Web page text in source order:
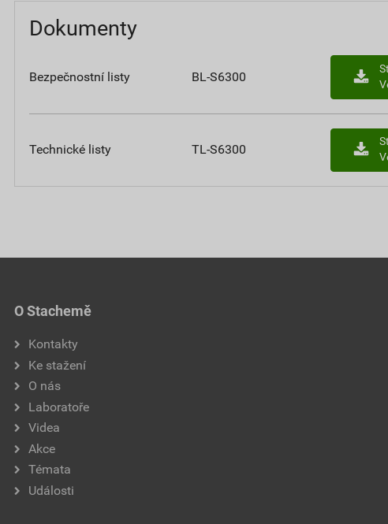
Dokumenty
Bezpečnostní listy BL-S6300
Technické listy TL-S6300
O Stachemě
Kontakty
Ke stažení
O nás
Laboratoře
Videa
Akce
Témata
Události